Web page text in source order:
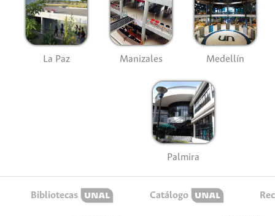
La Paz Manizales Medellín
Palmira
Bibliotecas Catálogo